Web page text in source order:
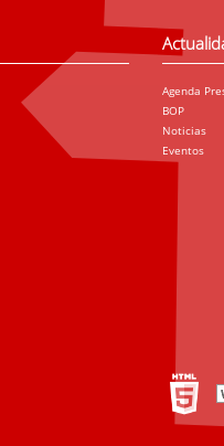
Agenda
BOP
Noticias
Eventos